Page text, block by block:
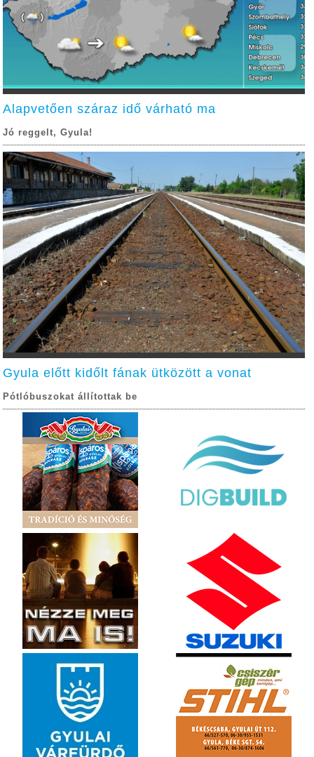
Alapvetően száraz idő várható ma
Jó reggelt, Gyula!
Gyula előtt kidőlt fának ütközött a vonat
Pótlóbuszokat állítottak be